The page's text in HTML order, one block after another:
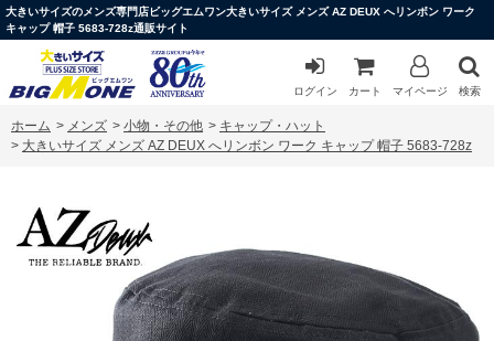
大きいサイズのメンズ専門店ビッグエムワン大きいサイズ メンズ AZ DEUX へリンボン ワーク
キャップ 帽子 5683-728z通販サイト
ログイン カート マイページ 検索
ホーム > メンズ > 小物・その他 > キャップ・ハット
> 大きいサイズ メンズ AZ DEUX へリンボン ワーク キャップ 帽子 5683-728z